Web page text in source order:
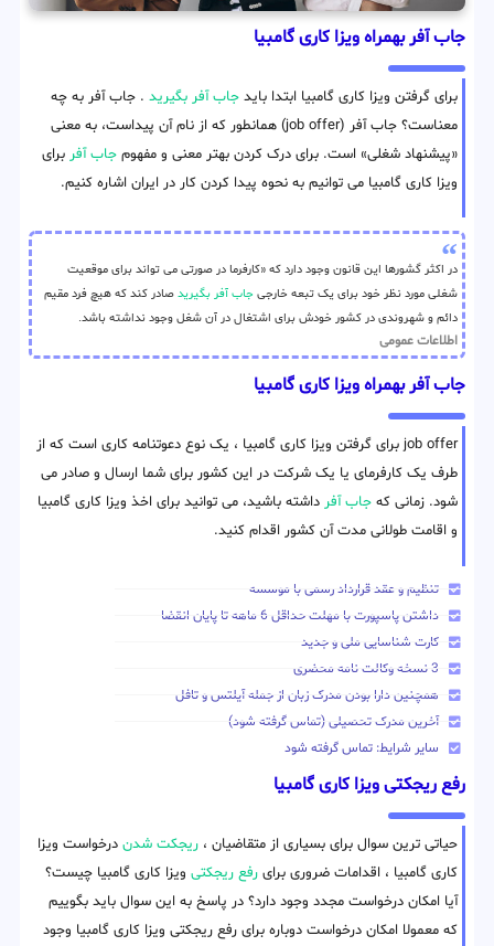
جاب آفر بهمراه ویزا کاری گامبیا
برای گرفتن ویزا کاری گامبیا ابتدا باید جاب آفر بگیرید . جاب آفر به چه
معناست؟ جاب آفر (job offer) همانطور که از نام آن پیداست، به معنی
«پیشنهاد شغلی» است. برای درک کردن بهتر معنی و مفهوم جاب آفر برای
ویزا کاری گامبیا می توانیم به نحوه پیدا کردن کار در ایران اشاره کنیم.
در اکثر گشورها این قانون وجود دارد که «کارفرما در صورتی می تواند برای موقعیت
شغلی مورد نظر خود برای یک تبعه خارجی جاب آفر بگیرید صادر کند که هیچ فرد مقیم
دائم و شهروندی در کشور خودش برای اشتغال در آن شغل وجود نداشته باشد.
اطلاعات عمومی
جاب آفر بهمراه ویزا کاری گامبیا
job offer برای گرفتن ویزا کاری گامبیا ، یک نوع دعوتنامه کاری است که از
طرف یک کارفرمای یا یک شرکت در این کشور برای شما ارسال و صادر می
شود. زمانی که جاب آفر داشته باشید، می توانید برای اخذ ویزا کاری گامبیا
و اقامت طولانی مدت آن کشور اقدام کنید.
تنظیم و عقد قرارداد رسمی با موسسه
داشتن پاسپورت با مهلت حداقل 6 ماهه تا پایان انقضا
کارت شناسایی ملی و جدید
3 نسخه وکالت نامه محضری
همچنین دارا بودن مدرک زبان از جمله آیلتس و تافل
آخرین مدرک تحصیلی (تماس گرفته شود)
سایر شرایط: تماس گرفته شود
رفع ریجکتی ویزا کاری گامبیا
حیاتی ترین سوال برای بسیاری از متقاضیان ، ریجکت شدن درخواست ویزا
کاری گامبیا ، اقدامات ضروری برای رفع ریجکتی ویزا کاری گامبیا چیست؟
آیا امکان درخواست مجدد وجود دارد؟ در پاسخ به این سوال باید بگوییم
که معمولا امکان درخواست دوباره برای رفع ریجکتی ویزا کاری گامبیا وجود